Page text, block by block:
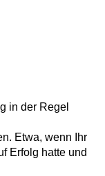
in der Regel
Etwa, wenn Ihr
Erfolg hatte und